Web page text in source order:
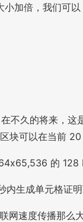
加倍，我们可以
不久的将来，
可以在当前
的
生成单元格证明
速度传播那